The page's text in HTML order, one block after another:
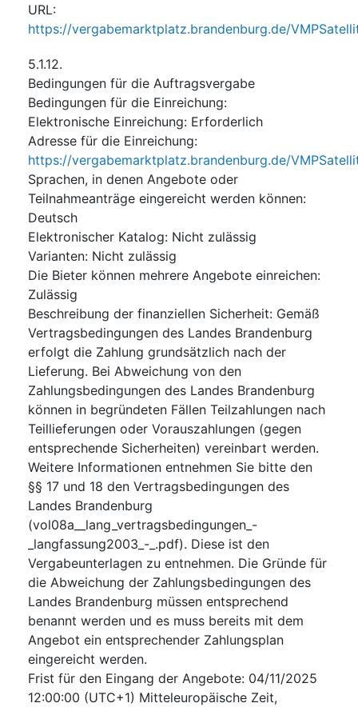
URL:
https://vergabemarktplatz.brandenburg.de/
5.1.12.
Bedingungen für die Auftragsvergabe
Bedingungen für die Einreichung:
Elektronische Einreichung: Erforderlich
Adresse für die Einreichung:
https://vergabemarktplatz.brandenburg.de/
Sprachen, in denen Angebote oder
Teilnahmeanträge eingereicht werden können:
Deutsch
Elektronischer Katalog: Nicht zulässig
Varianten: Nicht zulässig
Die Bieter können mehrere Angebote einreichen:
Zulässig
Beschreibung der finanziellen Sicherheit: Gemäß
Vertragsbedingungen des Landes Brandenburg
erfolgt die Zahlung grundsätzlich nach der
Lieferung. Bei Abweichung von den
Zahlungsbedingungen des Landes Brandenburg
können in begründeten Fällen Teilzahlungen nach
Teillieferungen oder Vorauszahlungen (gegen
entsprechende Sicherheiten) vereinbart werden.
Weitere Informationen entnehmen Sie bitte den
§§ 17 und 18 den Vertragsbedingungen des
Landes Brandenburg
(vol08a__lang_vertragsbedingungen_-
_langfassung2003_-_.pdf). Diese ist den
Vergabeunterlagen zu entnehmen. Die Gründe für
die Abweichung der Zahlungsbedingungen des
Landes Brandenburg müssen entsprechend
benannt werden und es muss bereits mit dem
Angebot ein entsprechender Zahlungsplan
eingereicht werden.
Frist für den Eingang der Angebote: 04/11/2025
12:00:00 (UTC+1) Mitteleuropäische Zeit,